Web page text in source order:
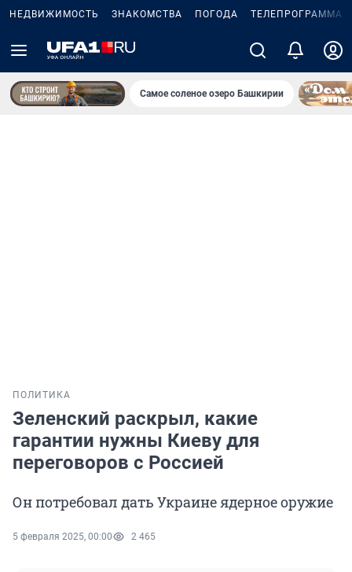
НЕДВИЖИМОСТЬ ЗНАКОМСТВА ПОГОДА ТЕЛЕПРОГРАММА
Самое соленое озеро Башкирии
ПОЛИТИКА
Зеленский раскрыл, какие
гарантии нужны Киеву для
переговоров с Россией
Он потребовал дать Украине ядерное оружие
5 февраля 2025, 00:00 2 465